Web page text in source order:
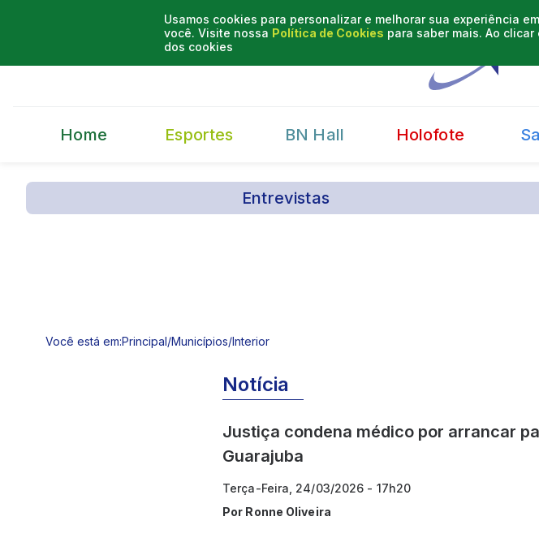
Usamos cookies para personalizar e melhorar sua experiência
você. Visite nossa Política de Cookies para saber mais. Ao
dos cookies
Home Esportes BN Hall Holofote
Entrevistas
Você está em:Principal/Municípios/Interior
Notícia
Justiça condena médico por arrancar
Guarajuba
Terça-Feira, 24/03/2026 - 17h20
Por Ronne Oliveira